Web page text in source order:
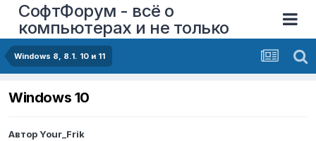
СофтФорум - всё о
компьютерах и не только
Windows 8, 8.1. 10 и 11
Windows 10
АвторYour_Frik